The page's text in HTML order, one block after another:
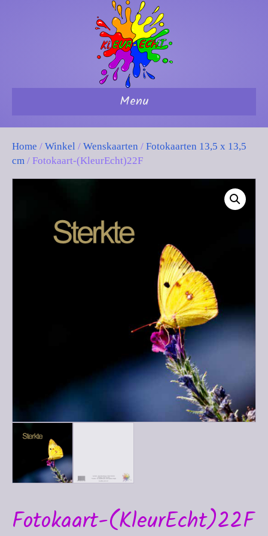
Menu
Home / Winkel / Wenskaarten / Fotokaarten 13,5 x 13,5
cm / Fotokaart-(KleurEcht)22F
Fotokaart-(KleurEcht)22F